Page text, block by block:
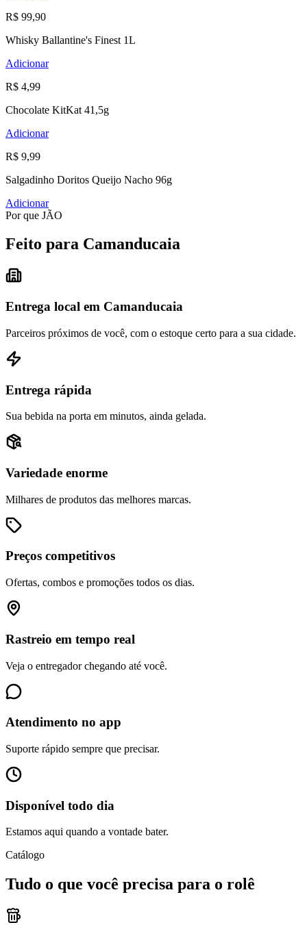
R$ 99,90
Whisky Ballantine's Finest 1L
Adicionar
R$ 4,99
Chocolate KitKat 41,5g
Adicionar
R$ 9,99
Salgadinho Doritos Queijo Nacho 96g
Adicionar
Por que JÃO
Feito para Camanducaia
Entrega local em Camanducaia
Parceiros próximos de você, com o estoque certo para a sua cidade.
Entrega rápida
Sua bebida na porta em minutos, ainda gelada.
Variedade enorme
Milhares de produtos das melhores marcas.
Preços competitivos
Ofertas, combos e promoções todos os dias.
Rastreio em tempo real
Veja o entregador chegando até você.
Atendimento no app
Suporte rápido sempre que precisar.
Disponível todo dia
Estamos aqui quando a vontade bater.
Catálogo
Tudo o que você precisa para o rolê